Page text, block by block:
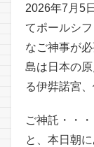
2026年7月5
てポールシ
なご神事が
島は日本の
る伊弉諾宮
ご神託・・
と、本日朝